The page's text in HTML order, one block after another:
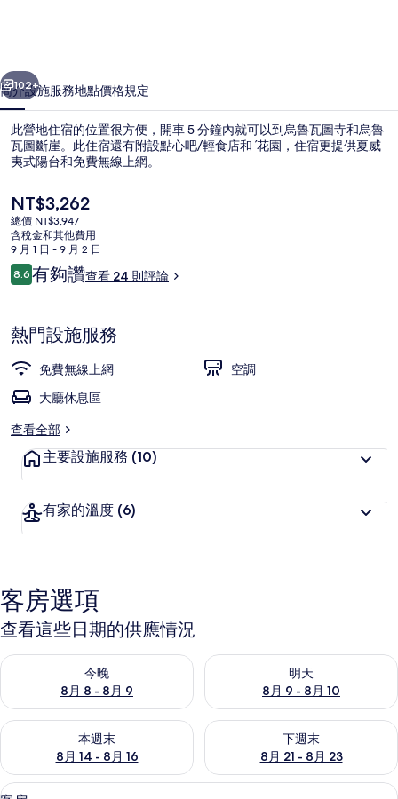
豪
華
露
營
限
成
人)
相
集
個 下一個
102+
簡介設施服務地點價格規定
此營地住宿的位置很方便，開車 5 分鐘內就可以到烏魯瓦圖寺和烏魯
瓦圖斷崖。此住宿還有附設點心吧/輕食店和ˊ花園，住宿更提供夏威
夷式陽台和免費無線上網。
目
前
的
價
格
是
NT$3,262
總價 NT$3,947
含稅金和其他費用
9 月 1 日 - 9 月 2 日
評
論
8.68.6 分，滿分 10 分，
有夠讚查看 24 則評論
熱門設施服務
免費無線上網
空調
大廳休息區
查看全部
主要設施服務 (10)
有家的溫度 (6)
客房選項
查看這些日期的供應情況
今晚
8月 8 - 8月 9
查看今晚 (8月 8 - 8月 9) 的供應情況
明天
8月 9 - 8月 10
查看明天 (8月 9 - 8月 10) 的供
本週末
8月 14 - 8月 16
查看本週末 (8月 14 - 8月 16) 的供應情況
下週末
8月 21 - 8月 23
查看下週末 (8月 21 - 8月 23)
顯
免費無線上網、獨特裝潢、布置獨特、